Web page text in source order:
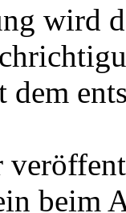
wird
dem
beim